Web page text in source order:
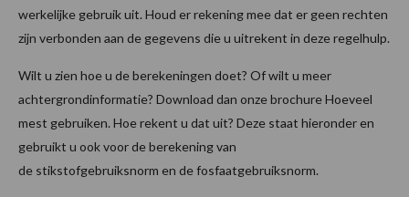
werkelijke gebruik uit. Houd er rekening mee dat er geen rechten
zijn verbonden aan de gegevens die u uitrekent in deze regelhulp.
Wilt u zien hoe u de berekeningen doet? Of wilt u meer
achtergrondinformatie? Download dan onze brochure Hoeveel
mest gebruiken. Hoe rekent u dat uit? Deze staat hieronder en
gebruikt u ook voor de berekening van
de stikstofgebruiksnorm en de fosfaatgebruiksnorm.